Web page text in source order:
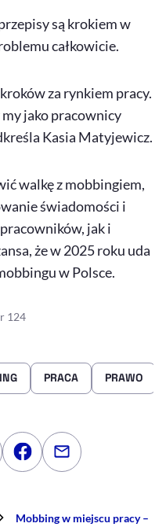
są krokiem w
całkowicie.
za rynkiem pracy.
jako pracownicy
Kasia Matyjewicz.
walkę z mobbingiem,
świadomości i
jak i
że w 2025 roku uda
w Polsce.
124
PRACA PRAWO
na LinkedInna Twitterze
Udostępnij na
Udostępnij
Mobbing w miejscu pracy –